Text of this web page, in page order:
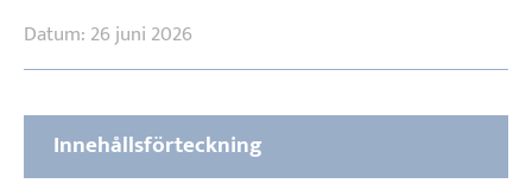
Datum: 26 juni 2026
Innehållsförteckning